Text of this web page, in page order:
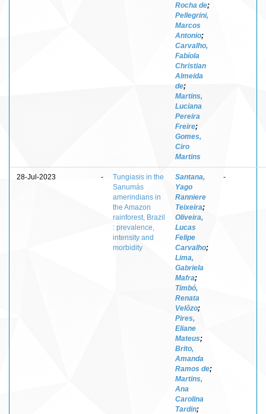
Rocha de;
Pellegrini,
Marcos
Antonio;
Carvalho,
Fabíola
Christian
Almeida
de;
Martins,
Luciana
Pereira
Freire;
Gomes,
Ciro
Martins
28-Jul-2023 -
Tungiasis in the
Sanumás
amerindians in
the Amazon
rainforest, Brazil
: prevalence,
intensity and
morbidity
Santana,
Yago
Ranniere
Teixeira;
Oliveira,
Lucas
Felipe
Carvalho;
Lima,
Gabriela
Mafra;
Timbó,
Renata
Velôzo;
Pires,
Eliane
Mateus;
Brito,
Amanda
Ramos de;
Martins,
Ana
Carolina
Tardin;
-